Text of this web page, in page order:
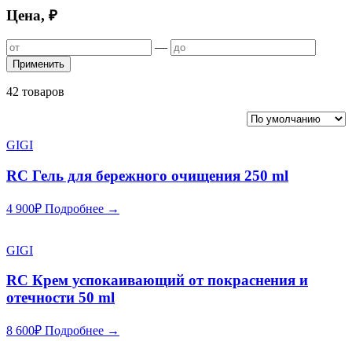
Цена, ₽
—
Применить
42 товаров
GIGI
RC Гель для бережного очищения 250 ml
4 900₽ Подробнее →
GIGI
RC Крем успокаивающий от покраснения и
отечности 50 ml
8 600₽ Подробнее →